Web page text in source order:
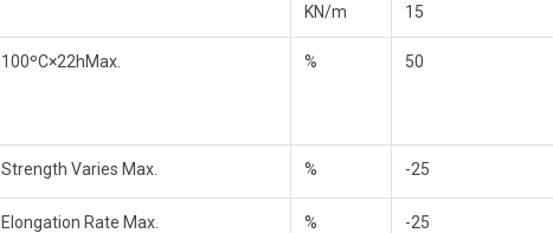
KN/m 15
100ºC×22hMax. % 50
Strength Varies Max. % -25
Elongation Rate Max. % -25